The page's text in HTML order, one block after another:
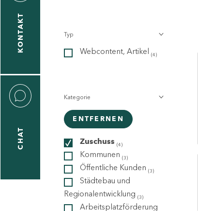
KONTAKT
CHAT
Typ
Webcontent, Artikel (4)
Kategorie
ENTFERNEN
Zuschuss (4)
Kommunen (3)
Öffentliche Kunden (3)
Städtebau und
Regionalentwicklung (3)
Arbeitsplatzförderung